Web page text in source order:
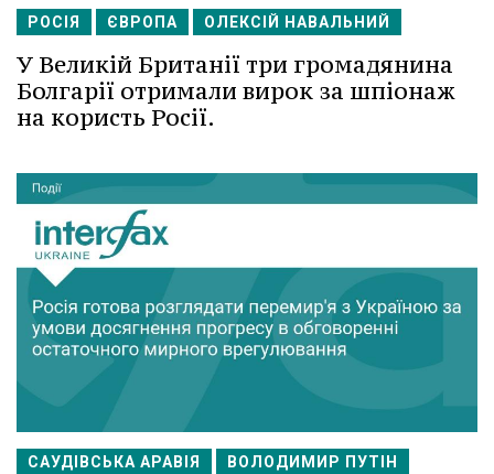
РОСІЯ ЄВРОПА ОЛЕКСІЙ НАВАЛЬНИЙ
У Великій Британії три громадянина
Болгарії отримали вирок за шпіонаж
на користь Росії.
САУДІВСЬКА АРАВІЯ ВОЛОДИМИР ПУТІН